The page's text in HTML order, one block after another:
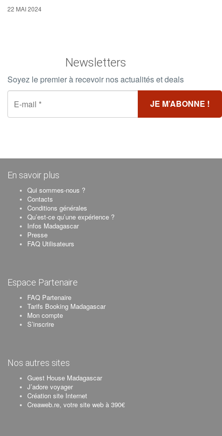
22 MAI 2024
Newsletters
Soyez le premier à recevoir nos actualités et deals
En savoir plus
Qui sommes-nous ?
Contacts
Conditions générales
Qu’est-ce qu’une expérience ?
Infos Madagascar
Presse
FAQ Utilisateurs
Espace Partenaire
FAQ Partenaire
Tarifs Booking Madagascar
Mon compte
S’inscrire
Nos autres sites
Guest House Madagascar
J’adore voyager
Création site Internet
Creaweb.re, votre site web à 390€